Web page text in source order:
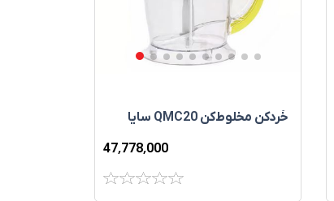
خُردکن مخلوط‌کن QMC20 سایا
47٬778٬000